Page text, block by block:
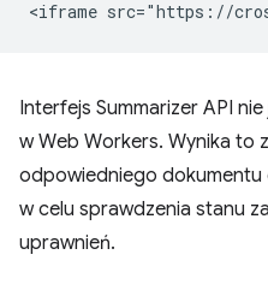
Interfejs Summarizer API
w Web Workers. Wynika to
odpowiedniego
w celu sprawdzenia stanu
uprawnień.